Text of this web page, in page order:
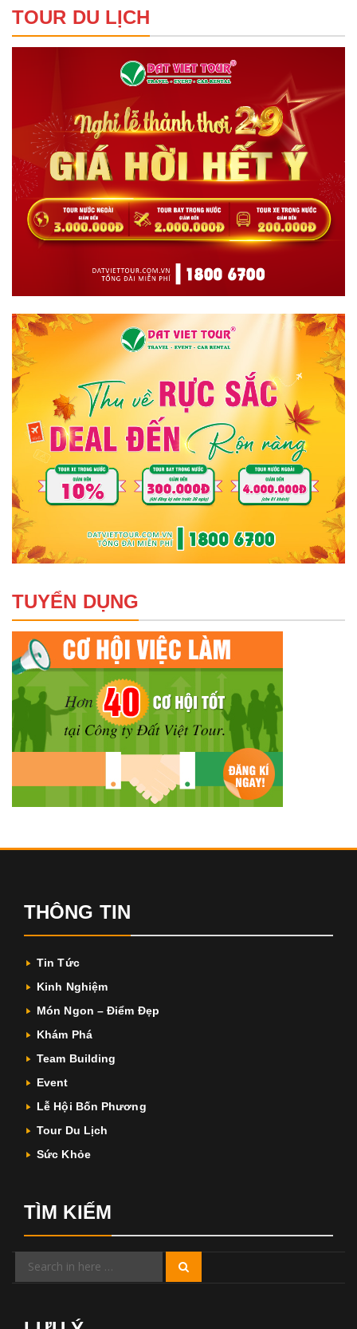
TOUR DU LỊCH
TUYỂN DỤNG
THÔNG TIN
Tin Tức
Kinh Nghiệm
Món Ngon – Điểm Đẹp
Khám Phá
Team Building
Event
Lễ Hội Bốn Phương
Tour Du Lịch
Sức Khỏe
TÌM KIẾM
Search